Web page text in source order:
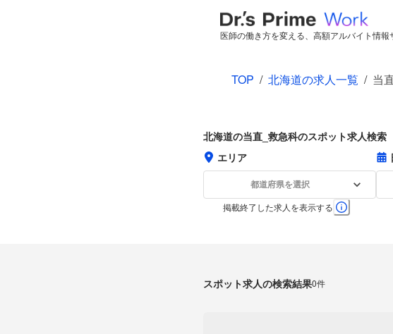
医師の働き方を変える、高額アルバイト情報
TOP / 北海道の求人一覧 / 当
北海道の当直_救急科のスポット求人検索
エリア
都道府県を選択
掲載終了した求人を表示する
スポット求人の検索結果0件